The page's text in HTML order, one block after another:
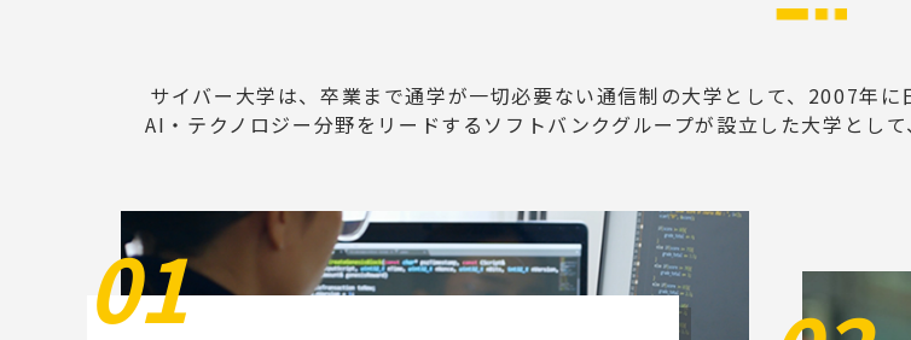
サイバー大学は、卒業まで通学が一切必要ない通信制の大学として、2007年に
AI・テクノロジー分野をリードするソフトバンクグループが設立した大学とし
01